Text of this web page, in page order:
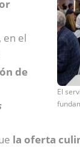
El
, en el
de
la oferta